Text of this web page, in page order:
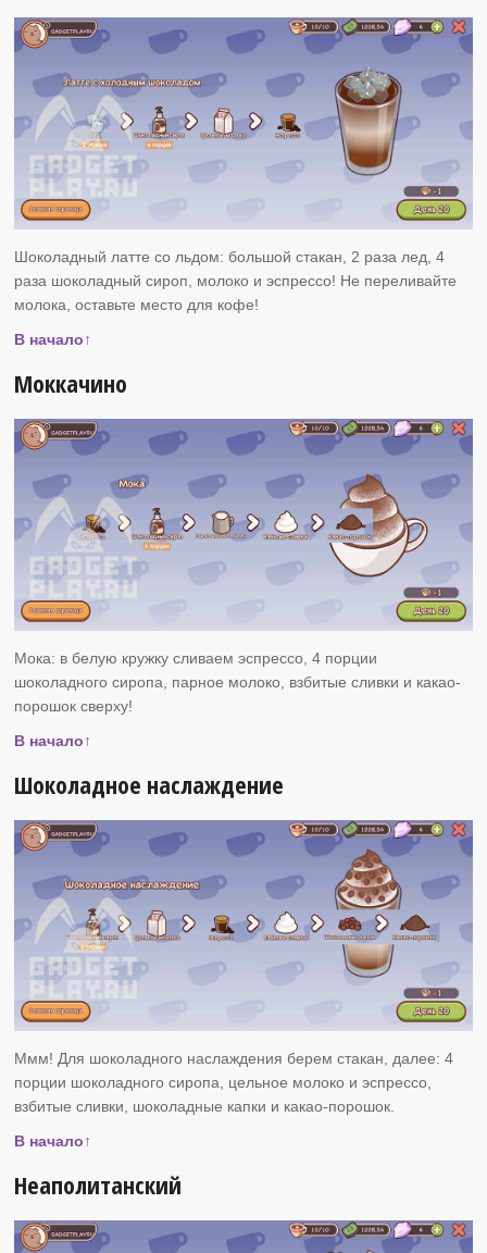
Шоколадный латте со льдом: большой стакан, 2 раза лед, 4
раза шоколадный сироп, молоко и эспрессо! Не переливайте
молока, оставьте место для кофе!
В начало↑
Моккачино
Мока: в белую кружку сливаем эспрессо, 4 порции
шоколадного сиропа, парное молоко, взбитые сливки и какао-
порошок сверху!
В начало↑
Шоколадное наслаждение
Ммм! Для шоколадного наслаждения берем стакан, далее: 4
порции шоколадного сиропа, цельное молоко и эспрессо,
взбитые сливки, шоколадные капки и какао-порошок.
В начало↑
Неаполитанский